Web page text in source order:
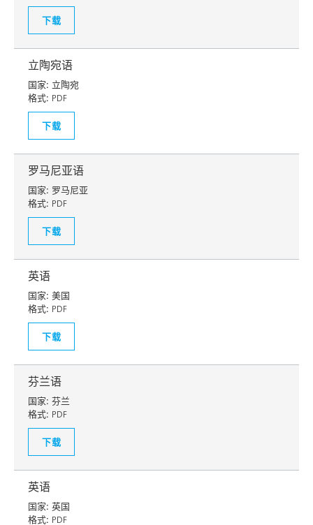
下载
立陶宛语
国家: 立陶宛
格式: PDF
下载
罗马尼亚语
国家: 罗马尼亚
格式: PDF
下载
英语
国家: 美国
格式: PDF
下载
芬兰语
国家: 芬兰
格式: PDF
下载
英语
国家: 英国
格式: PDF